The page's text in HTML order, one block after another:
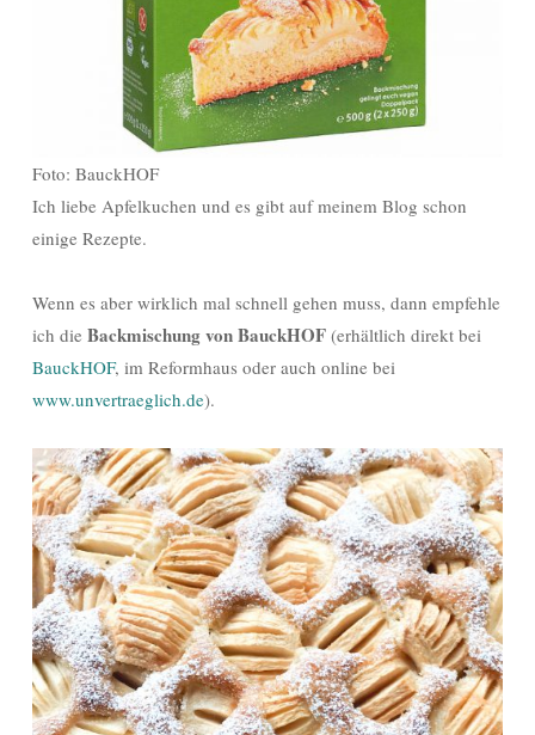
Foto: BauckHOF
Ich liebe Apfelkuchen und es gibt auf meinem Blog schon
einige Rezepte.
Wenn es aber wirklich mal schnell gehen muss, dann empfehle
ich die Backmischung von BauckHOF (erhältlich direkt bei
BauckHOF, im Reformhaus oder auch online bei
www.unvertraeglich.de).